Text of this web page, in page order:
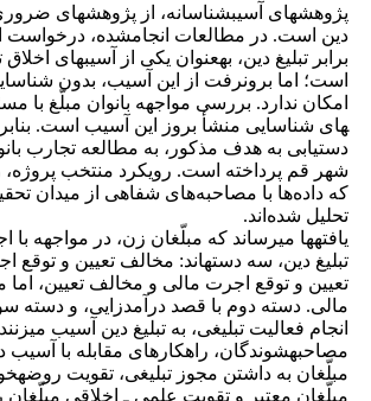
پژوهش­های آسیب­شناسانه، از پژوهش­های ضروری
دین است. در مطالعات انجام­شده، درخواست
برابر تبلیغ دین، به­عنوان یکی از آسیب­های
است؛ اما برون­رفت از این آسیب، بدون
های شناسایی منشأ بروز این آسیب است.
دستیابی به هدف مذکور، به مطالعه تجارب
شهر قم پرداخته است. رویکرد منتخب
که داده‌ها با مصاحبه‌های شفاهی از میدان
تحلیل شده‌اند.
یافته­ها می­رساند که مبلّغان زن، در مواجهه با
تبلیغ دین، سه دسته­اند: مخالف تعیین و توقع
تعیین و توقع اجرت مالی و مخالف تعیین،
مالی. دسته دوم با قصد درآمدزایی، و دسته
انجام فعالیت تبلیغی، به تبلیغ دین آسیب
مصاحبه­شوندگان، راهکارهای مقابله با آسیب
مبلّغان به داشتن مجوز تبلیغی، تقویت
مبلّغان معتبر و تقویت علمی ـ اخلاقی